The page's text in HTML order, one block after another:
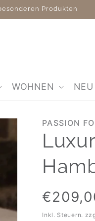
Produkten
WOHNEN NEU
PASSION
Normaler
Inkl. Steuern.